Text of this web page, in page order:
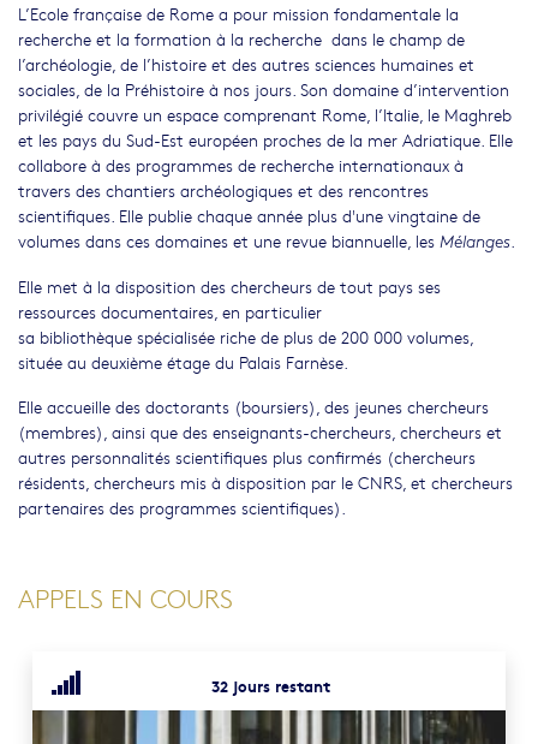
L’Ecole française de Rome a pour mission fondamentale la
recherche et la formation à la recherche dans le champ de
l’archéologie, de l’histoire et des autres sciences humaines et
sociales, de la Préhistoire à nos jours. Son domaine d’intervention
privilégié couvre un espace comprenant Rome, l’Italie, le Maghreb
et les pays du Sud-Est européen proches de la mer Adriatique. Elle
collabore à des programmes de recherche internationaux à
travers des chantiers archéologiques et des rencontres
scientifiques. Elle publie chaque année plus d'une vingtaine de
volumes dans ces domaines et une revue biannuelle, les Mélanges.
Elle met à la disposition des chercheurs de tout pays ses
ressources documentaires, en particulier
sa bibliothèque spécialisée riche de plus de 200 000 volumes,
située au deuxième étage du Palais Farnèse.
Elle accueille des doctorants (boursiers), des jeunes chercheurs
(membres), ainsi que des enseignants-chercheurs, chercheurs et
autres personnalités scientifiques plus confirmés (chercheurs
résidents, chercheurs mis à disposition par le CNRS, et chercheurs
partenaires des programmes scientifiques).
APPELS EN COURS
32 jours restant